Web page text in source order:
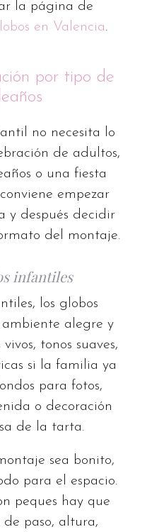
la página de
en Valencia.
por tipo de
no necesita lo
de adultos,
o una fiesta
empezar
y después decidir
del montaje.
infantiles
los globos
alegre y
tonos suaves,
si la familia ya
para fotos,
o decoración
de la tarta.
sea bonito,
para el espacio.
peques hay que
de paso, altura,